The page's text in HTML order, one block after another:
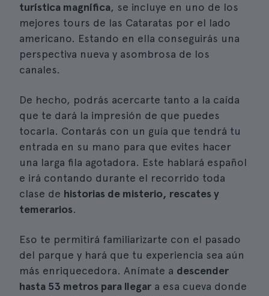
turística magnífica, se incluye en uno de los
mejores tours de las Cataratas por el lado
americano. Estando en ella conseguirás una
perspectiva nueva y asombrosa de los
canales.
De hecho, podrás acercarte tanto a la caída
que te dará la impresión de que puedes
tocarla. Contarás con un guía que tendrá tu
entrada en su mano para que evites hacer
una larga fila agotadora. Este hablará español
e irá contando durante el recorrido toda
clase de historias de misterio, rescates y
temerarios.
Eso te permitirá familiarizarte con el pasado
del parque y hará que tu experiencia sea aún
más enriquecedora. Anímate a descender
hasta 53 metros para llegar a esa cueva donde